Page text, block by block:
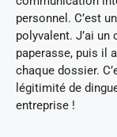
personnel. C’est
polyvalent. J’ai un
paperasse, puis il
chaque dossier.
légitimité de
entreprise !